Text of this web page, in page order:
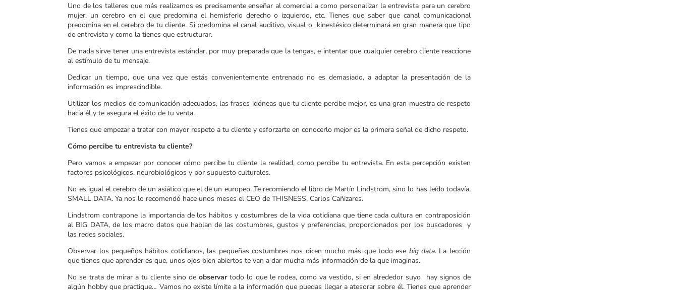
Uno de los talleres que más realizamos es precisamente enseñar al comercial a como personalizar la entrevista para un cerebro
mujer, un cerebro en el que predomina el hemisferio derecho o izquierdo, etc. Tienes que saber que canal comunicacional
predomina en el cerebro de tu cliente. Si predomina el canal auditivo, visual o kinestésico determinará en gran manera que tipo
de entrevista y como la tienes que estructurar.
De nada sirve tener una entrevista estándar, por muy preparada que la tengas, e intentar que cualquier cerebro cliente reaccione
al estímulo de tu mensaje.
Dedicar un tiempo, que una vez que estás convenientemente entrenado no es demasiado, a adaptar la presentación de la
información es imprescindible.
Utilizar los medios de comunicación adecuados, las frases idóneas que tu cliente percibe mejor, es una gran muestra de respeto
hacia él y te asegura el éxito de tu venta.
Tienes que empezar a tratar con mayor respeto a tu cliente y esforzarte en conocerlo mejor es la primera señal de dicho respeto.
Cómo percibe tu entrevista tu cliente?
Pero vamos a empezar por conocer cómo percibe tu cliente la realidad, como percibe tu entrevista. En esta percepción existen
factores psicológicos, neurobiológicos y por supuesto culturales.
No es igual el cerebro de un asiático que el de un europeo. Te recomiendo el libro de Martín Lindstrom, sino lo has leído todavía,
SMALL DATA. Ya nos lo recomendó hace unos meses el CEO de THISNESS, Carlos Cañizares.
Lindstrom contrapone la importancia de los hábitos y costumbres de la vida cotidiana que tiene cada cultura en contraposición
al BIG DATA, de los macro datos que hablan de las costumbres, gustos y preferencias, proporcionados por los buscadores y
las redes sociales.
Observar los pequeños hábitos cotidianos, las pequeñas costumbres nos dicen mucho más que todo ese big data. La lección
que tienes que aprender es que, unos ojos bien abiertos te van a dar mucha más información de la que imaginas.
No se trata de mirar a tu cliente sino deobservartodo lo que le rodea, como va vestido, si en alrededor suyo hay signos de
algún hobby que practique… Vamos no existe límite a la información que puedas llegar a atesorar sobre él. Tienes que aprender